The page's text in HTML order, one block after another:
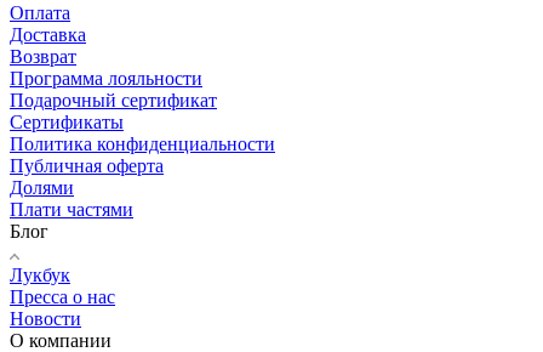
Оплата
Доставка
Возврат
Программа лояльности
Подарочный сертификат
Сертификаты
Политика конфиденциальности
Публичная оферта
Долями
Плати частями
Блог
Лукбук
Пресса о нас
Новости
О компании